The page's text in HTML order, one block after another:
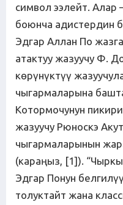
символ ээлейт. Алар
боюнча адистердин
Эдгар Аллан По
атактуу жазуучу Ф.
көрүнүктүү
чыгармаларына
Котормочунун
жазуучу Рюноскэ
чыгармаларынын
(караңыз, [1]).
Эдгар Понун
толуктайт жана